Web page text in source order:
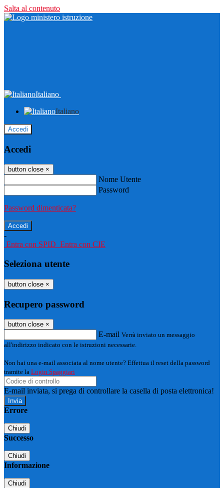
Salta al contenuto
Italiano
Italiano
Accedi
Accedi
button close ×
Nome Utente
Password
Password dimenticata?
-
Entra con SPID Entra con CIE
Seleziona utente
button close ×
Recupero password
button close ×
E-mail Verrà inviato un messaggio
all'indirizzo indicato con le istruzioni necessarie.
Non hai una e-mail associata al nome utente? Effettua il reset della password
tramite la Login Spaggiari
E-mail inviata, si prega di controllare la casella di posta elettronica!
Errore
Chiudi
Successo
Chiudi
Informazione
Chiudi